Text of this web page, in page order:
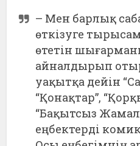
– Мен барлық
өткізуге
өтетін
айналдырып
уақытқа дейін
“Қонақтар”,
“Бақытсыз
еңбектерді